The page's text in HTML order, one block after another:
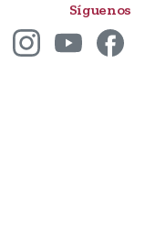
Síguenos